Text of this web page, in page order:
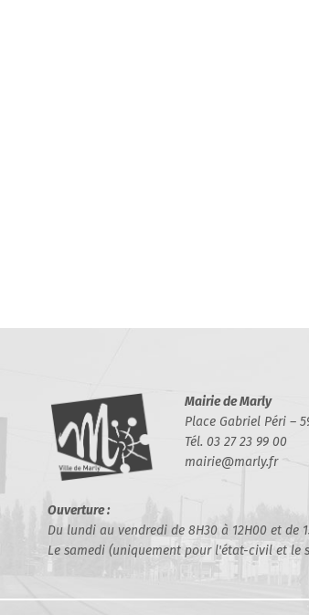
Mairie de Marly
Place Gabriel Péri –
Tél. 03 27 23 99 00
mairie@marly.fr
Ouverture :
Du lundi au vendredi de 8H30 à 12H00 et de
Le samedi (uniquement pour l'état-civil et le